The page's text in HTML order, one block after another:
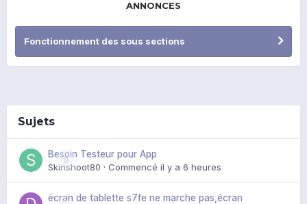
ANNONCES
Fonctionnement des sous sections
Sujets
0
Besoin Testeur pour App
Skinshoot80 · Commencé il y a 6 heures
écran de tablette s7fe ne marche pas,écran